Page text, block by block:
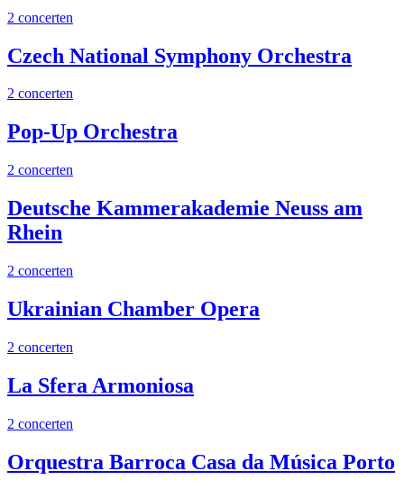
2 concerten
Czech National Symphony Orchestra
2 concerten
Pop-Up Orchestra
2 concerten
Deutsche Kammerakademie Neuss am
Rhein
2 concerten
Ukrainian Chamber Opera
2 concerten
La Sfera Armoniosa
2 concerten
Orquestra Barroca Casa da Música Porto